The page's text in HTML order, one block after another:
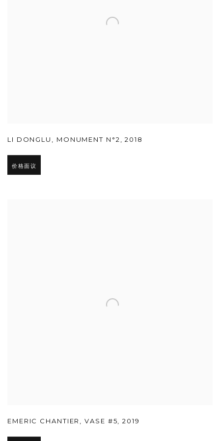
LI DONGLU , MONUMENT N°2,2018
价格面议
EMERIC CHANTIER ,VASE #5,2019